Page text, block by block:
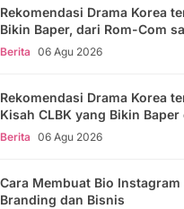
Rekomendasi Drama Korea
Bikin Baper, dari Rom-Com
Berita 06 Agu 2026
Rekomendasi Drama Korea
Kisah CLBK yang Bikin
Berita 06 Agu 2026
Cara Membuat Bio
Branding dan Bisnis